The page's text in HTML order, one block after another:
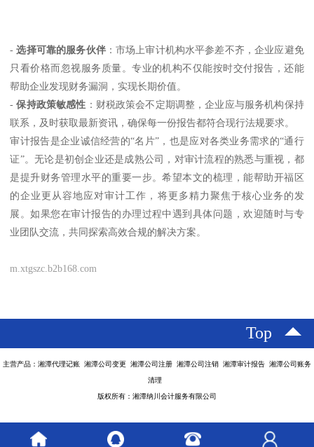
-选择可靠的服务伙伴：市场上审计机构水平参差不齐，企业应避免
只看价格而忽视服务质量。专业的机构不仅能按时交付报告，还能
帮助企业发现财务漏洞，实现长期价值。
-保持政策敏感性 ：财税政策会不定期调整，企业应与服务机构保持
联系，及时获取最新资讯，确保每一份报告都符合现行法规要求。
审计报告是企业诚信经营的“名片”，也是应对各类业务需求的“通行
证”。无论是初创企业还是成熟公司，对审计流程的熟悉与重视，都
是提升财务管理水平的重要一步。希望本文的梳理，能帮助开福区
的企业更从容地应对审计工作，将更多精力聚焦于核心业务的发
展。如果您在审计报告的办理过程中遇到具体问题，欢迎随时与专
业团队交流，共同探索高效合规的解决方案。
m.xtgszc.b2b168.com
Top
主营产品：湘潭代理记账 湘潭公司变更 湘潭公司注册 湘潭公司注销 湘潭审计报告 湘潭公司账务
清理
版权所有：湘潭纳川会计服务有限公司